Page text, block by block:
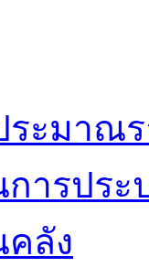
ะมาณร
ารประ
ลัง